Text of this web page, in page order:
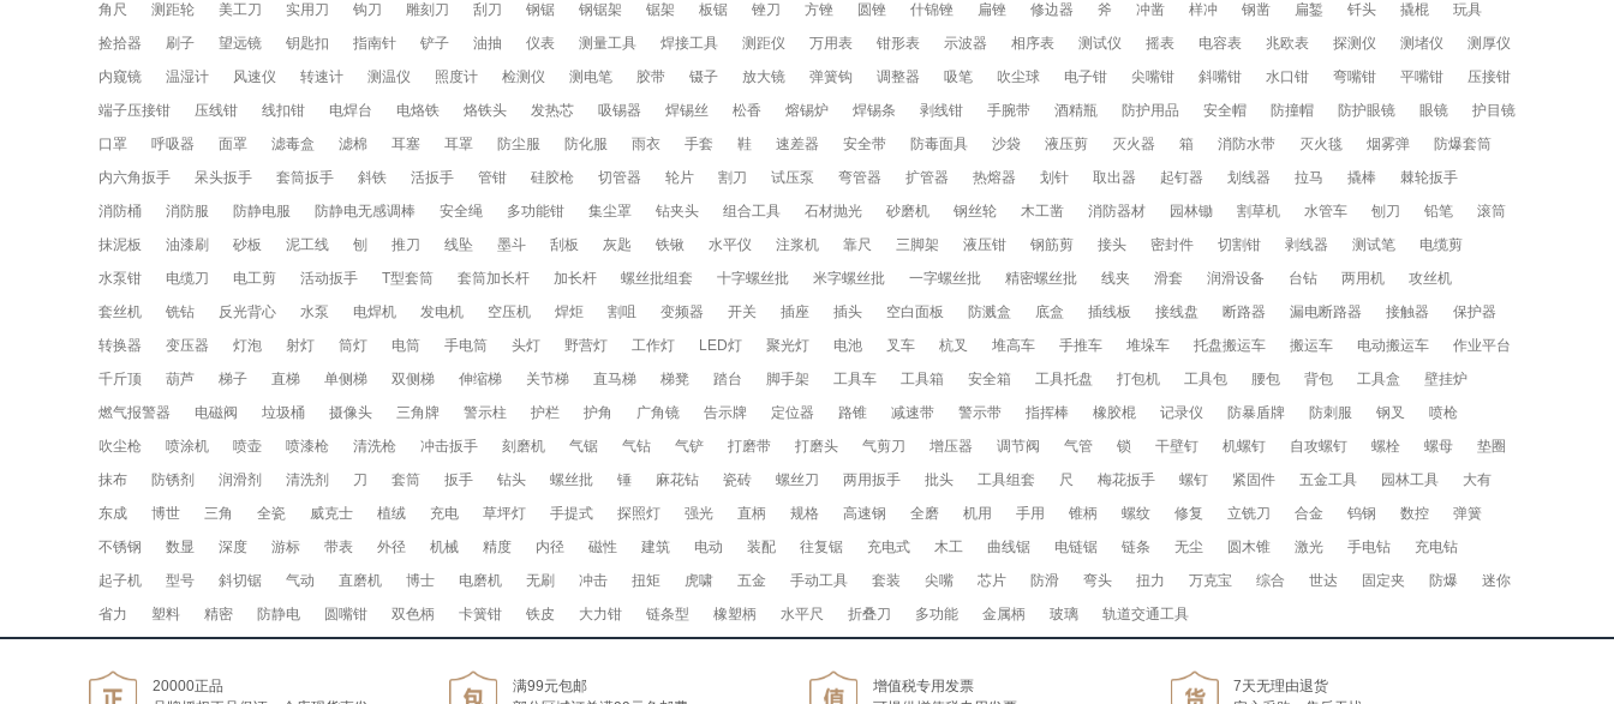
角尺
测距轮 美工刀 实用刀 钩刀 雕刻刀 刮刀 钢锯 钢锯架 锯架 板锯 锉刀 方锉 圆锉 什锦锉 扁锉 修边器 斧 冲凿 样冲 钢凿 扁錾 钎头 撬棍
玩具
捡拾器
刷子 望远镜 钥匙扣 指南针 铲子 油抽 仪表 测量工具 焊接工具 测距仪 万用表 钳形表 示波器 相序表 测试仪 摇表 电容表 兆欧表 探测仪 测堵仪
测厚仪
内窥镜
温湿计 风速仪 转速计 测温仪 照度计 检测仪 测电笔 胶带 镊子 放大镜 弹簧钩 调整器 吸笔 吹尘球 电子钳 尖嘴钳 斜嘴钳 水口钳 弯嘴钳 平嘴钳
压接钳
端子压接钳
压线钳 线扣钳 电焊台 电烙铁 烙铁头 发热芯 吸锡器 焊锡丝 松香 熔锡炉 焊锡条 剥线钳 手腕带 酒精瓶 防护用品 安全帽 防撞帽 防护眼镜 眼镜
护目镜
口罩
呼吸器 面罩 滤毒盒 滤棉 耳塞 耳罩 防尘服 防化服 雨衣 手套 鞋 速差器 安全带 防毒面具 沙袋 液压剪 灭火器 箱 消防水带 灭火毯 烟雾弹
防爆套筒
内六角扳手
呆头扳手 套筒扳手 斜铁 活扳手 管钳 硅胶枪 切管器 轮片 割刀 试压泵 弯管器 扩管器 热熔器 划针 取出器 起钉器 划线器 拉马 撬棒
棘轮扳手
消防桶
消防服 防静电服 防静电无感调棒 安全绳 多功能钳 集尘罩 钻夹头 组合工具 石材抛光 砂磨机 钢丝轮 木工凿 消防器材 园林锄 割草机 水管车 刨刀 铅笔
滚筒
抹泥板
油漆刷 砂板 泥工线 刨 推刀 线坠 墨斗 刮板 灰匙 铁锹 水平仪 注浆机 靠尺 三脚架 液压钳 钢筋剪 接头 密封件 切割钳 剥线器 测试笔
电缆剪
水泵钳
电缆刀 电工剪 活动扳手 T型套筒 套筒加长杆 加长杆 螺丝批组套 十字螺丝批 米字螺丝批 一字螺丝批 精密螺丝批 线夹 滑套 润滑设备 台钻 两用机
攻丝机
套丝机
铣钻 反光背心 水泵 电焊机 发电机 空压机 焊炬 割咀 变频器 开关 插座 插头 空白面板 防溅盒 底盒 插线板 接线盘 断路器 漏电断路器 接触器
保护器
转换器
变压器 灯泡 射灯 筒灯 电筒 手电筒 头灯 野营灯 工作灯 LED灯 聚光灯 电池 叉车 杭叉 堆高车 手推车 堆垛车 托盘搬运车 搬运车 电动搬运车
作业平台
千斤顶
葫芦 梯子 直梯 单侧梯 双侧梯 伸缩梯 关节梯 直马梯 梯凳 踏台 脚手架 工具车 工具箱 安全箱 工具托盘 打包机 工具包 腰包 背包 工具盒
壁挂炉
燃气报警器
电磁阀 垃圾桶 摄像头 三角牌 警示柱 护栏 护角 广角镜 告示牌 定位器 路锥 减速带 警示带 指挥棒 橡胶棍 记录仪 防暴盾牌 防刺服 钢叉
喷枪
吹尘枪
喷涂机 喷壶 喷漆枪 清洗枪 冲击扳手 刻磨机 气锯 气钻 气铲 打磨带 打磨头 气剪刀 增压器 调节阀 气管 锁 干壁钉 机螺钉 自攻螺钉 螺栓 螺母
垫圈
抹布
防锈剂 润滑剂 清洗剂 刀 套筒 扳手 钻头 螺丝批 锤 麻花钻 瓷砖 螺丝刀 两用扳手 批头 工具组套 尺 梅花扳手 螺钉 紧固件 五金工具 园林工具
大有
东成
博世 三角 全瓷 威克士 植绒 充电 草坪灯 手提式 探照灯 强光 直柄 规格 高速钢 全磨 机用 手用 锥柄 螺纹 修复 立铣刀 合金 钨钢 数控
弹簧
不锈钢
数显 深度 游标 带表 外径 机械 精度 内径 磁性 建筑 电动 装配 往复锯 充电式 木工 曲线锯 电链锯 链条 无尘 圆木锥 激光 手电钻
充电钻
起子机
型号 斜切锯 气动 直磨机 博士 电磨机 无刷 冲击 扭矩 虎啸 五金 手动工具 套装 尖嘴 芯片 防滑 弯头 扭力 万克宝 综合 世达 固定夹 防爆
迷你
省力
塑料 精密 防静电 圆嘴钳 双色柄 卡簧钳 铁皮 大力钳 链条型 橡塑柄 水平尺 折叠刀 多功能 金属柄 玻璃 轨道交通工具
20000正品
满99元包邮
增值税专用发票
7天无理由退货